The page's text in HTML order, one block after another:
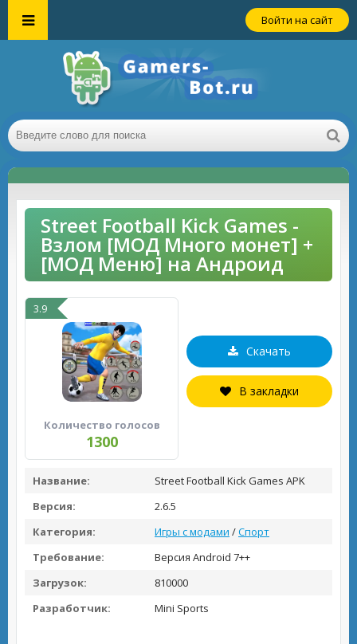
Войти на сайт
Street Football Kick Games -
Взлом [МОД Много монет] +
[МОД Меню] на Андроид
3.9
Количество голосов
1300
Скачать
В закладки
Название:
Street Football Kick Games APK
Версия:
2.6.5
Категория:
Игры с модами /Спорт
Требование:
Версия Android 7++
Загрузок:
810000
Разработчик:
Mini Sports